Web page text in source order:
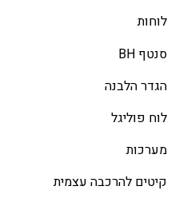
לוחות
סנטף BH
הגדר הלבנה
לוח פוליגל
מערכות
קיטים להרכבה עצמית